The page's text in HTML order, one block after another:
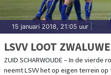
15 januari 2018, 21:05 uur
LSVV LOOT
ZUID SCHARWOUDE – In de
neemt LSVV het op eigen terrein